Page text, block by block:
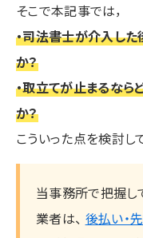
そこで本記事では，
・司法書士が介入し
か？
・取立てが止まるなら
か？
こういった点を検討し
当事務所で把握し
業者は、 後払い・